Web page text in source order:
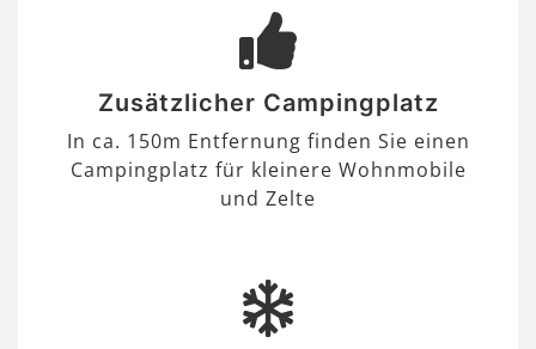
Zusätzlicher Campingplatz
In ca. 150m Entfernung finden Sie einen
Campingplatz für kleinere Wohnmobile
und Zelte